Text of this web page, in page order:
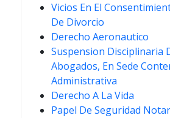
Vicios En El
De Divorcio
Derecho Aeronautico
Suspension Disciplinaria
Abogados, En Sede
Administrativa
Derecho A La Vida
Papel De Seguridad